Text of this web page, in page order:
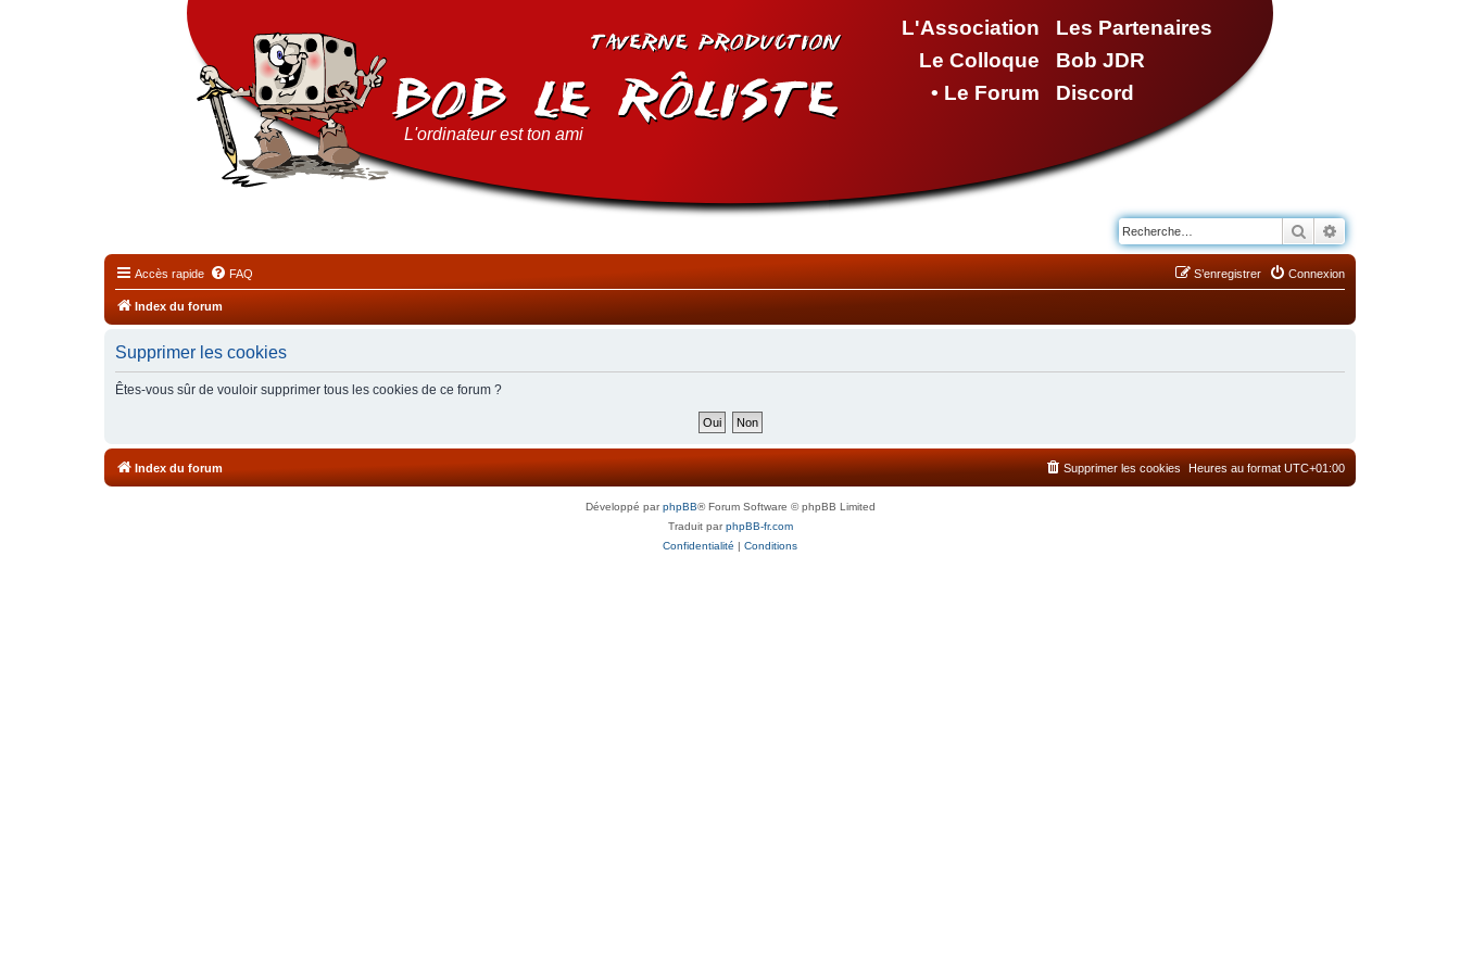
L'Association
Le Colloque
• Le Forum
Les Partenaires
Bob JDR
Discord
L'ordinateur est ton ami
Rechercher
Accès rapide FAQ Connexion
S’enregistrer
Index du forum
Supprimer les cookies
Êtes-vous sûr de vouloir supprimer tous les cookies de ce forum ?
Index du forum Heures au format UTC+01:00
Supprimer les cookies
Développé parphpBB® Forum Software © phpBB Limited
Traduit parphpBB-fr.com
Confidentialité | Conditions